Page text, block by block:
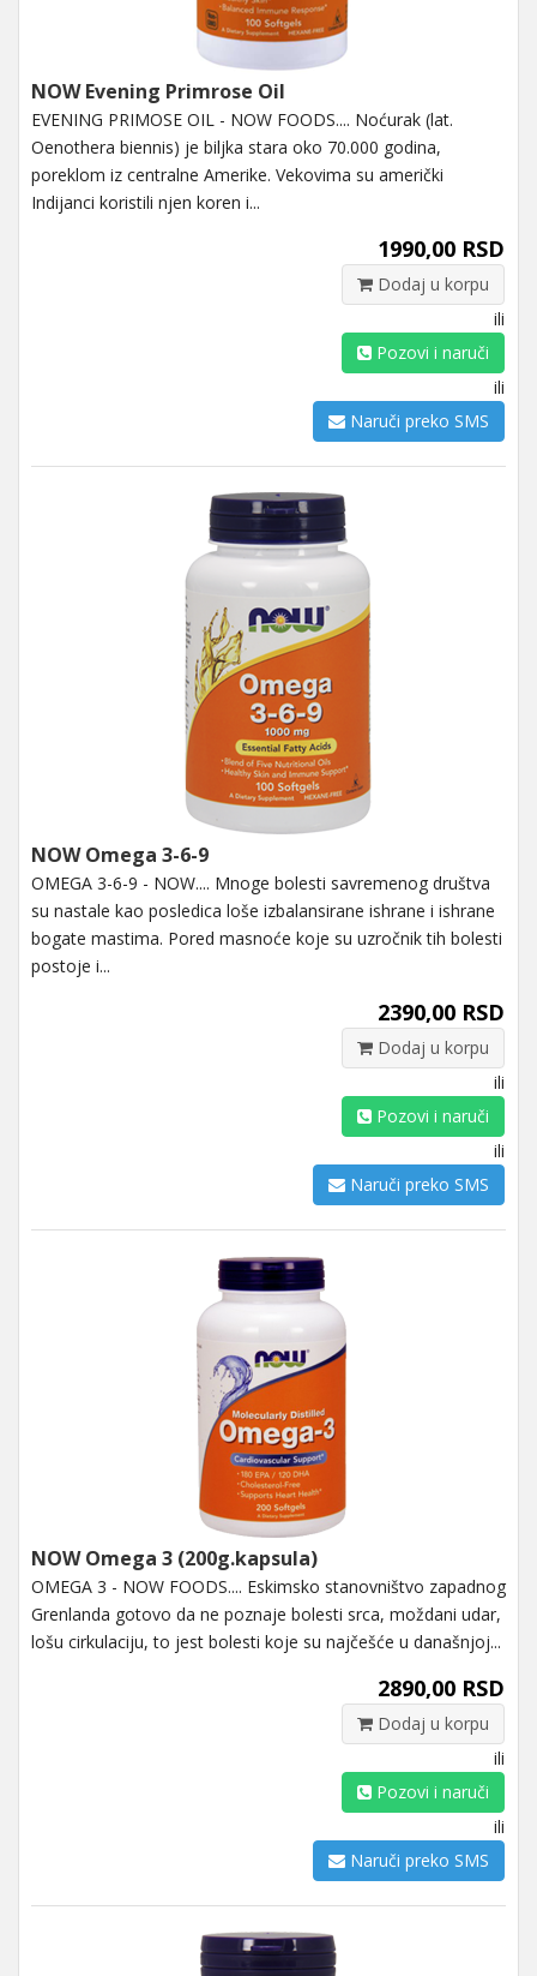
NOW Evening Primrose Oil
EVENING PRIMOSE OIL - NOW FOODS.... Noćurak (lat.
Oenothera biennis) je biljka stara oko 70.000 godina,
poreklom iz centralne Amerike. Vekovima su američki
Indijanci koristili njen koren i...
1990,00 RSD
Dodaj u korpu
ili
Pozovi i naruči
ili
Naruči preko SMS
NOW Omega 3-6-9
OMEGA 3-6-9 - NOW.... Mnoge bolesti savremenog društva
su nastale kao posledica loše izbalansirane ishrane i ishrane
bogate mastima. Pored masnoće koje su uzročnik tih bolesti
postoje i...
2390,00 RSD
Dodaj u korpu
ili
Pozovi i naruči
ili
Naruči preko SMS
NOW Omega 3 (200g.kapsula)
OMEGA 3 - NOW FOODS.... Eskimsko stanovništvo zapadnog
Grenlanda gotovo da ne poznaje bolesti srca, moždani udar,
lošu cirkulaciju, to jest bolesti koje su najčešće u današnjoj...
2890,00 RSD
Dodaj u korpu
ili
Pozovi i naruči
ili
Naruči preko SMS